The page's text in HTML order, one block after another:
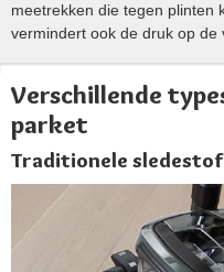
meetrekken die tegen plinten
vermindert ook de druk op de
Verschillende
parket
Traditionele